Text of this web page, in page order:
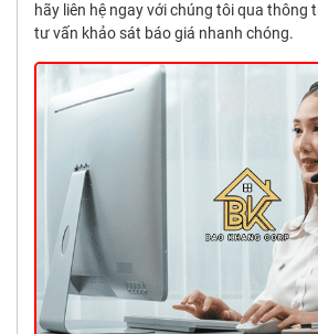
hãy liên hệ ngay với chúng tôi qua thông
tư vấn khảo sát báo giá nhanh chóng.